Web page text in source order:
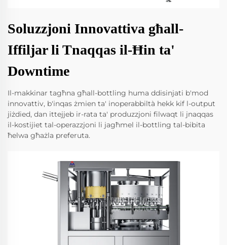
Soluzzjoni Innovattiva għall-
Iffiljar li Tnaqqas il-Ħin ta'
Downtime
Il-makkinar tagħna għall-bottling huma ddisinjati b'mod
innovattiv, b'inqas żmien ta' inoperabbiltà hekk kif l-output
jiżdied, dan ittejjeb ir-rata ta' produzzjoni filwaqt li jnaqqas
il-kostijiet tal-operazzjoni li jagħmel il-bottling tal-bibita
ħelwa għażla preferuta.